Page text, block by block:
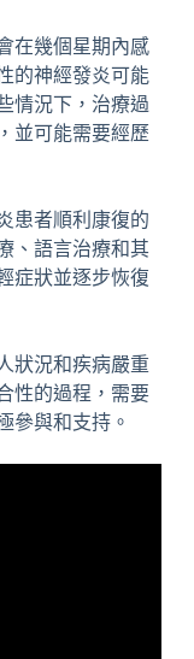
在幾個星期內感
的神經發炎可能
情況下，治療過
並可能需要經歷
患者順利康復的
、語言治療和其
症狀並逐步恢復
狀況和疾病嚴重
性的過程，需要
參與和支持。